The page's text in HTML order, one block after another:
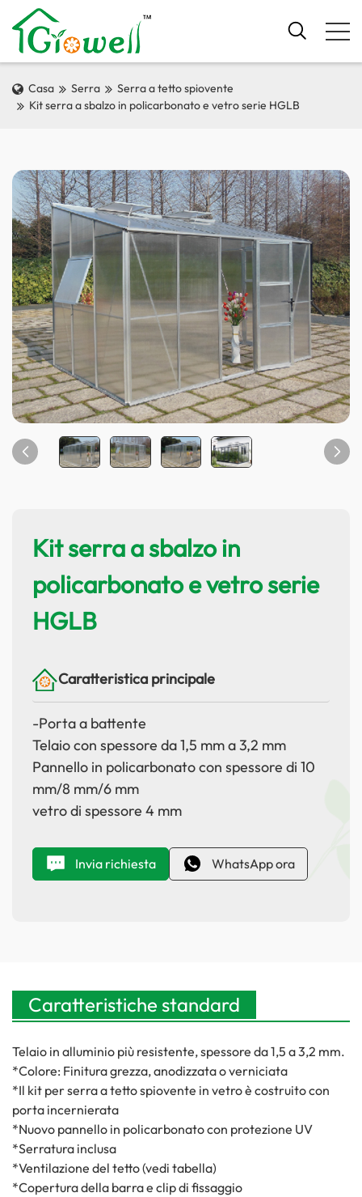
Casa Serra
Serra a tetto spiovente
Kit serra a sbalzo in policarbonato e vetro serie HGLB
Kit serra a sbalzo in
policarbonato e vetro serie
HGLB
Caratteristica principale
-Porta a battente
Telaio con spessore da 1,5 mm a 3,2 mm
Pannello in policarbonato con spessore di 10
mm/8 mm/6 mm
vetro di spessore 4 mm
Invia richiesta WhatsApp ora
Caratteristiche standard
Telaio in alluminio più resistente, spessore da 1,5 a 3,2 mm.
*Colore: Finitura grezza, anodizzata o verniciata
*Il kit per serra a tetto spiovente in vetro è costruito con
porta incernierata
*Nuovo pannello in policarbonato con protezione UV
*Serratura inclusa
*Ventilazione del tetto (vedi tabella)
*Copertura della barra e clip di fissaggio